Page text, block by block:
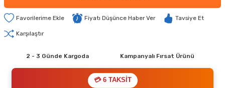
Fiyatı Düşünce Haber Ver Tavsiye Et
Karşılaştır
2 - 3 Günde Kargoda Kampanyalı Fırsat Ürünü
💳 6 TAKSİT